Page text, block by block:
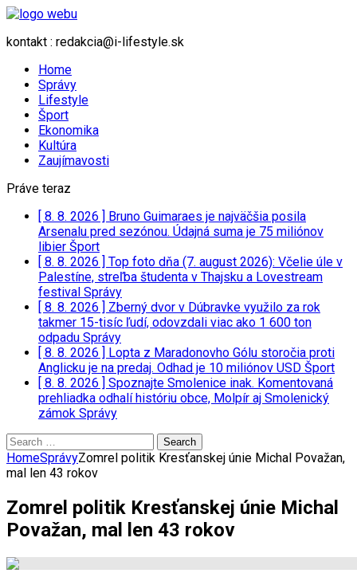
kontakt : redakcia@i-lifestyle.sk
Home
Správy
Lifestyle
Šport
Ekonomika
Kultúra
Zaujímavosti
Práve teraz
[ 8. 8. 2026 ] Bruno Guimaraes je najväčšia posila
Arsenalu pred sezónou. Údajná suma je 75 miliónov
libier Šport
[ 8. 8. 2026 ] Top foto dňa (7. august 2026): Včelie úle v
Palestíne, streľba študenta v Thajsku a Lovestream
festival Správy
[ 8. 8. 2026 ] Zberný dvor v Dúbravke využilo za rok
takmer 15-tisíc ľudí, odovzdali viac ako 1 600 ton
odpadu Správy
[ 8. 8. 2026 ] Lopta z Maradonovho Gólu storočia proti
Anglicku je na predaj. Odhad je 10 miliónov USD Šport
[ 8. 8. 2026 ] Spoznajte Smolenice inak. Komentovaná
prehliadka odhalí históriu obce, Molpír aj Smolenický
zámok Správy
Search
for:
HomeSprávyZomrel politik Kresťanskej únie Michal Považan,
mal len 43 rokov
Zomrel politik Kresťanskej únie Michal
Považan, mal len 43 rokov